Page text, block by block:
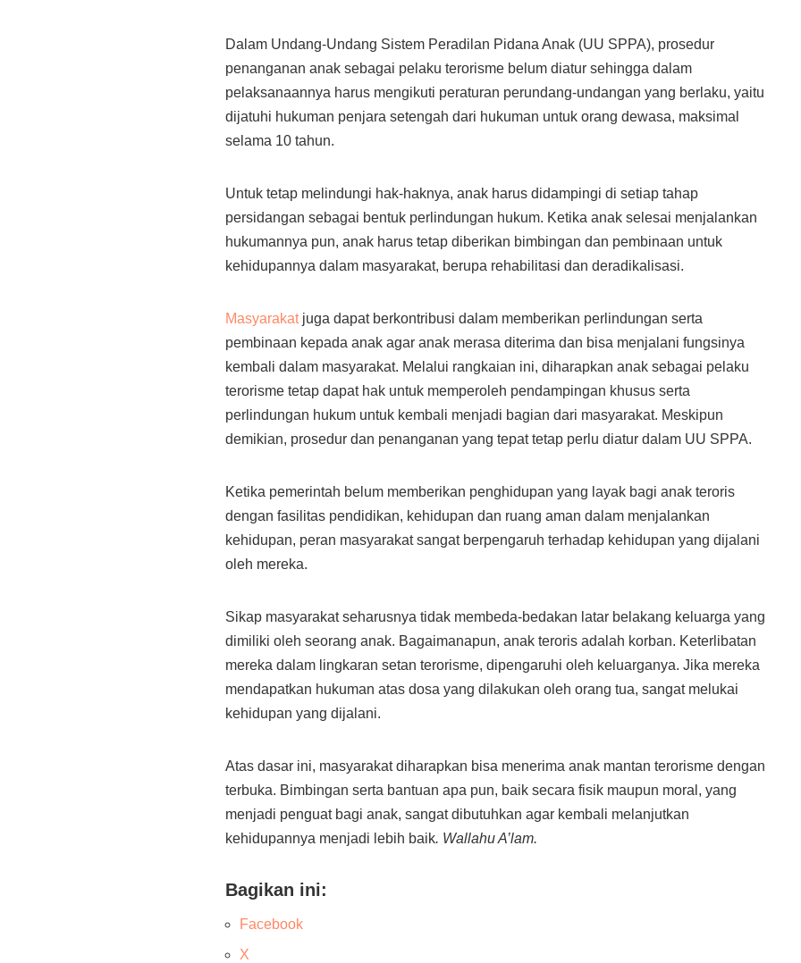
Dalam Undang-Undang Sistem Peradilan Pidana Anak (UU SPPA), prosedur
penanganan anak sebagai pelaku terorisme belum diatur sehingga dalam
pelaksanaannya harus mengikuti peraturan perundang-undangan yang berlaku, yaitu
dijatuhi hukuman penjara setengah dari hukuman untuk orang dewasa, maksimal
selama 10 tahun.
Untuk tetap melindungi hak-haknya, anak harus didampingi di setiap tahap
persidangan sebagai bentuk perlindungan hukum. Ketika anak selesai menjalankan
hukumannya pun, anak harus tetap diberikan bimbingan dan pembinaan untuk
kehidupannya dalam masyarakat, berupa rehabilitasi dan deradikalisasi.
Masyarakatjuga dapat berkontribusi dalam memberikan perlindungan serta
pembinaan kepada anak agar anak merasa diterima dan bisa menjalani fungsinya
kembali dalam masyarakat. Melalui rangkaian ini, diharapkan anak sebagai pelaku
terorisme tetap dapat hak untuk memperoleh pendampingan khusus serta
perlindungan hukum untuk kembali menjadi bagian dari masyarakat. Meskipun
demikian, prosedur dan penanganan yang tepat tetap perlu diatur dalam UU SPPA.
Ketika pemerintah belum memberikan penghidupan yang layak bagi anak teroris
dengan fasilitas pendidikan, kehidupan dan ruang aman dalam menjalankan
kehidupan, peran masyarakat sangat berpengaruh terhadap kehidupan yang dijalani
oleh mereka.
Sikap masyarakat seharusnya tidak membeda-bedakan latar belakang keluarga yang
dimiliki oleh seorang anak. Bagaimanapun, anak teroris adalah korban. Keterlibatan
mereka dalam lingkaran setan terorisme, dipengaruhi oleh keluarganya. Jika mereka
mendapatkan hukuman atas dosa yang dilakukan oleh orang tua, sangat melukai
kehidupan yang dijalani.
Atas dasar ini, masyarakat diharapkan bisa menerima anak mantan terorisme dengan
terbuka. Bimbingan serta bantuan apa pun, baik secara fisik maupun moral, yang
menjadi penguat bagi anak, sangat dibutuhkan agar kembali melanjutkan
kehidupannya menjadi lebih baik. Wallahu A’lam.
Bagikan ini:
Facebook
X